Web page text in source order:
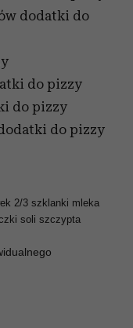
dodatki do
do pizzy
do pizzy
do pizzy
2/3 szklanki mleka
soli szczypta